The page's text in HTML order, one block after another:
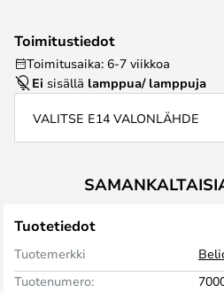
Toimitustiedot
Toimitusaika: 6-7 viikkoa
Ei sisällä lamppua/ lamppuja
VALITSE E14 VALONLÄHDE
Tuotetiedot
Tuotemerkki
Tuotenumero: